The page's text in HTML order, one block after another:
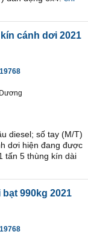
cánh dơi 2021
diesel; số tay (M/T)
dơi hiện đang được
tấn 5 thùng kín dài
990kg 2021